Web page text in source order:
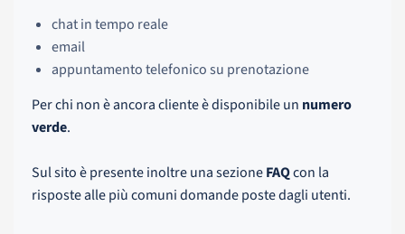
chat in tempo reale
email
appuntamento telefonico su prenotazione
Per chi non è ancora cliente è disponibile un numero
verde.
Sul sito è presente inoltre una sezioneFAQcon la
risposte alle più comuni domande poste dagli utenti.